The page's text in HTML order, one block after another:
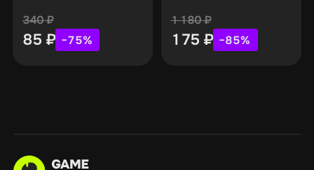
340₽
85 ₽ −75%
1 180₽
175 ₽ −85%